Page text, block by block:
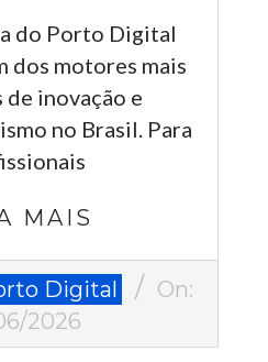
do Porto Digital
dos motores mais
de inovação e
no Brasil. Para
MAIS
Digital
On:
2026